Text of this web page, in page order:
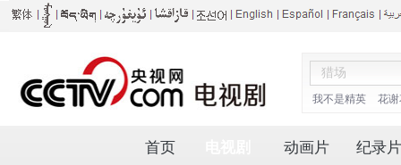
我不是精英 花
首页 动画片 纪录片